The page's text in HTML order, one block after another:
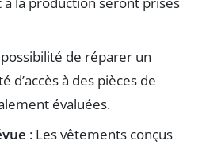
possibilité de réparer un
d’accès à des pièces de
évaluées.
: Les vêtements conçus